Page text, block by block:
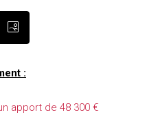
:
apport de 48 300 €